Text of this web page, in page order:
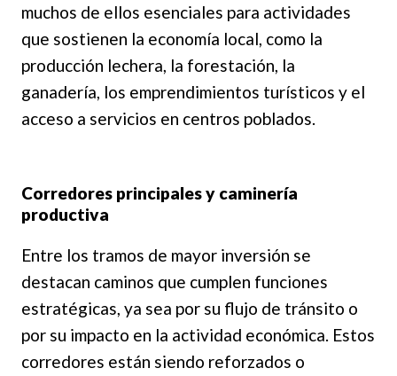
muchos de ellos esenciales para actividades
que sostienen la economía local, como la
producción lechera, la forestación, la
ganadería, los emprendimientos turísticos y el
acceso a servicios en centros poblados.
Corredores principales y caminería
productiva
Entre los tramos de mayor inversión se
destacan caminos que cumplen funciones
estratégicas, ya sea por su flujo de tránsito o
por su impacto en la actividad económica. Estos
corredores están siendo reforzados o